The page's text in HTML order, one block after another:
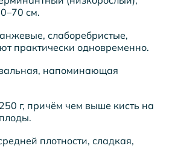
см.
слаборебристые,
практически одновременно.
напоминающая
г, причём чем выше кисть на
плотности, сладкая,